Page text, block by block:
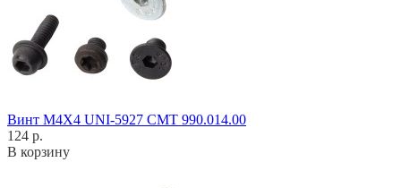
Винт M4X4 UNI-5927 CMT 990.014.00
124 р.
В корзину